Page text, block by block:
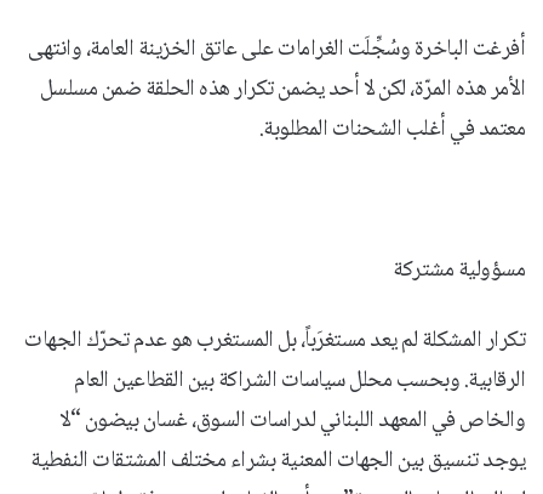
أفرغت الباخرة وسُجِّلَت الغرامات على عاتق الخزينة العامة، وانتهى
الأمر هذه المرّة، لكن لا أحد يضمن تكرار هذه الحلقة ضمن مسلسل
معتمد في أغلب الشحنات المطلوبة.
مسؤولية مشتركة
تكرار المشكلة لم يعد مستغرَباً، بل المستغرب هو عدم تحرّك الجهات
الرقابية. وبحسب محلل سياسات الشراكة بين القطاعين العام
والخاص في المعهد اللبناني لدراسات السوق، غسان بيضون “لا
يوجد تنسيق بين الجهات المعنية بشراء مختلف المشتقات النفطية